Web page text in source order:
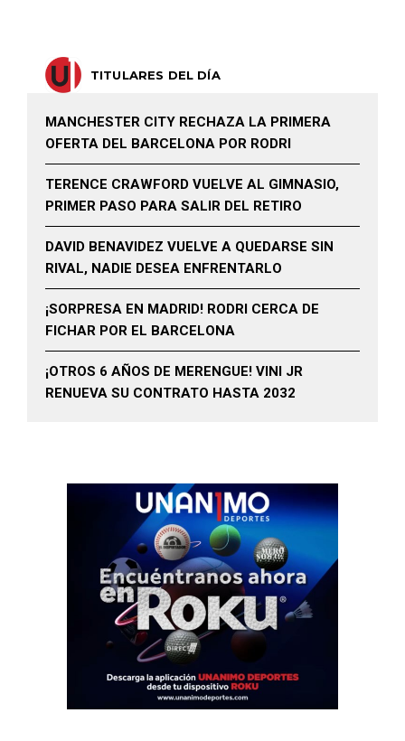
TITULARES DEL DÍA
MANCHESTER CITY RECHAZA LA PRIMERA
OFERTA DEL BARCELONA POR RODRI
TERENCE CRAWFORD VUELVE AL GIMNASIO,
PRIMER PASO PARA SALIR DEL RETIRO
DAVID BENAVIDEZ VUELVE A QUEDARSE SIN
RIVAL, NADIE DESEA ENFRENTARLO
¡SORPRESA EN MADRID! RODRI CERCA DE
FICHAR POR EL BARCELONA
¡OTROS 6 AÑOS DE MERENGUE! VINI JR
RENUEVA SU CONTRATO HASTA 2032